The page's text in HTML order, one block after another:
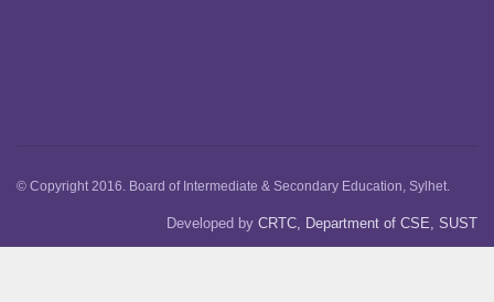
© Copyright 2016. Board of Intermediate & Secondary Education, Sylhet.
Developed by CRTC, Department of CSE, SUST